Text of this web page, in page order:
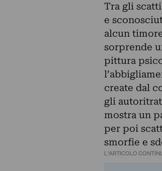
Tra gli
e
alcun
sorprende
pittura
create dal
gli
mostra un
per poi
smorfie e
L'ARTICOLO